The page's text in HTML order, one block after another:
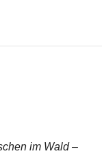
im Wald –